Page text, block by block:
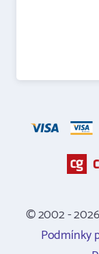
© 2002 -
Podmínky